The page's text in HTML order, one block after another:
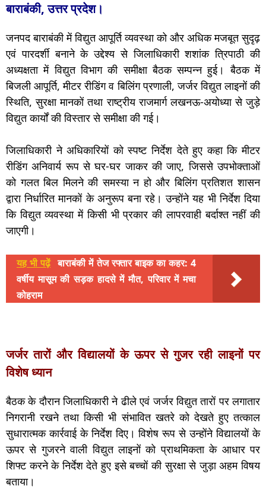
बाराबंकी, उत्तर प्रदेश।
जनपद बाराबंकी में विद्युत आपूर्ति व्यवस्था को और अधिक मजबूत सुदृढ़
एवं पारदर्शी बनाने के उद्देश्य से जिलाधिकारी शशांक त्रिपाठी की
अध्यक्षता में विद्युत विभाग की समीक्षा बैठक सम्पन्न हुई। बैठक में
बिजली आपूर्ति, मीटर रीडिंग व बिलिंग प्रणाली, जर्जर विद्युत लाइनों की
स्थिति, सुरक्षा मानकों तथा राष्ट्रीय राजमार्ग लखनऊ-अयोध्या से जुड़े
विद्युत कार्यों की विस्तार से समीक्षा की गई।
जिलाधिकारी ने अधिकारियों को स्पष्ट निर्देश देते हुए कहा कि मीटर
रीडिंग अनिवार्य रूप से घर-घर जाकर की जाए, जिससे उपभोक्ताओं
को गलत बिल मिलने की समस्या न हो और बिलिंग प्रतिशत शासन
द्वारा निर्धारित मानकों के अनुरूप बना रहे। उन्होंने यह भी निर्देश दिया
कि विद्युत व्यवस्था में किसी भी प्रकार की लापरवाही बर्दाश्त नहीं की
जाएगी।
यह भी पढ़ें बाराबंकी में तेज रफ्तार बाइक का कहर: 4
वर्षीय मासूम की सड़क हादसे में मौत, परिवार में मचा
कोहराम
जर्जर तारों और विद्यालयों के ऊपर से गुजर रही लाइनों पर
विशेष ध्यान
बैठक के दौरान जिलाधिकारी ने ढीले एवं जर्जर विद्युत तारों पर लगातार
निगरानी रखने तथा किसी भी संभावित खतरे को देखते हुए तत्काल
सुधारात्मक कार्रवाई के निर्देश दिए। विशेष रूप से उन्होंने विद्यालयों के
ऊपर से गुजरने वाली विद्युत लाइनों को प्राथमिकता के आधार पर
शिफ्ट करने के निर्देश देते हुए इसे बच्चों की सुरक्षा से जुड़ा अहम विषय
बताया।